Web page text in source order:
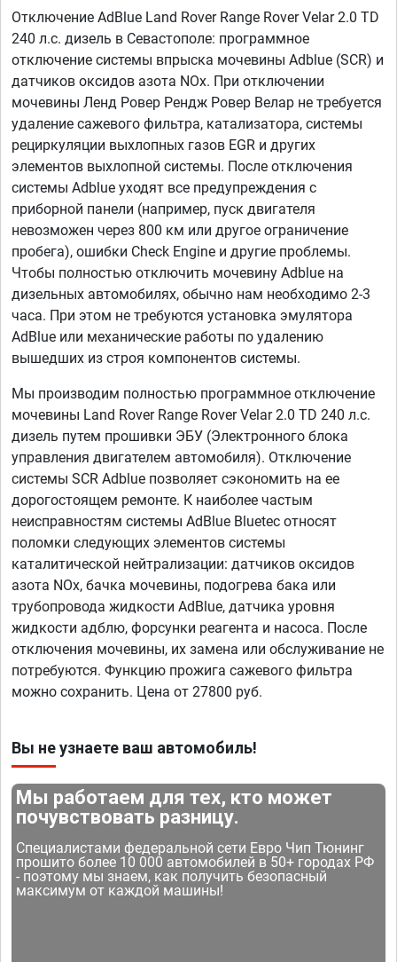
Отключение AdBlue Land Rover Range Rover Velar 2.0 TD
240 л.с. дизель в Севастополе: программное
отключение системы впрыска мочевины Adblue (SCR) и
датчиков оксидов азота NOx. При отключении
мочевины Ленд Ровер Рендж Ровер Велар не требуется
удаление сажевого фильтра, катализатора, системы
рециркуляции выхлопных газов EGR и других
элементов выхлопной системы. После отключения
системы Adblue уходят все предупреждения с
приборной панели (например, пуск двигателя
невозможен через 800 км или другое ограничение
пробега), ошибки Check Engine и другие проблемы.
Чтобы полностью отключить мочевину Adblue на
дизельных автомобилях, обычно нам необходимо 2-3
часа. При этом не требуются установка эмулятора
AdBlue или механические работы по удалению
вышедших из строя компонентов системы.
Мы производим полностью программное отключение
мочевины Land Rover Range Rover Velar 2.0 TD 240 л.с.
дизель путем прошивки ЭБУ (Электронного блока
управления двигателем автомобиля). Отключение
системы SCR Adblue позволяет сэкономить на ее
дорогостоящем ремонте. К наиболее частым
неисправностям системы AdBlue Bluetec относят
поломки следующих элементов системы
каталитической нейтрализации: датчиков оксидов
азота NOx, бачка мочевины, подогрева бака или
трубопровода жидкости AdBlue, датчика уровня
жидкости адблю, форсунки реагента и насоса. После
отключения мочевины, их замена или обслуживание не
потребуются. Функцию прожига сажевого фильтра
можно сохранить. Цена от 27800 руб.
Вы не узнаете ваш автомобиль!
Мы работаем для тех, кто может
почувствовать разницу.
Специалистами федеральной сети Евро Чип Тюнинг
прошито более 10 000 автомобилей в 50+ городах РФ
- поэтому мы знаем, как получить безопасный
максимум от каждой машины!